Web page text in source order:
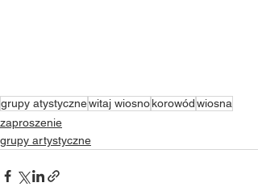
grupy atystycznewitaj wiosnokorowódwiosna
zaproszenie
grupy artystyczne